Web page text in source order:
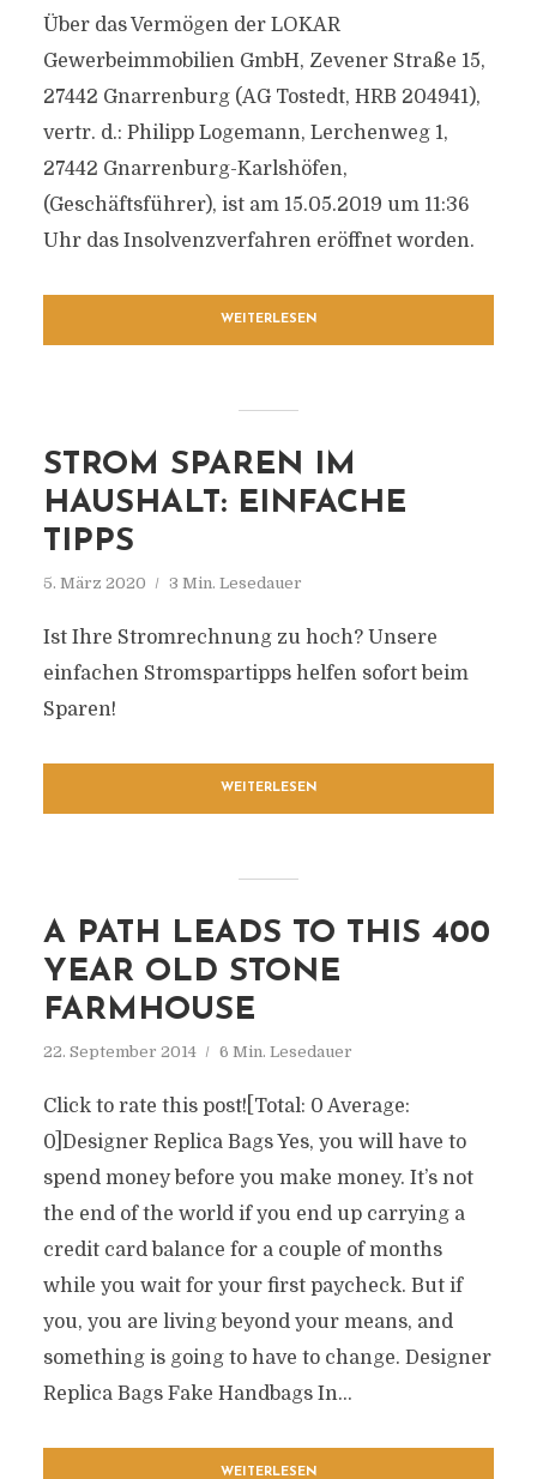
Über das Vermögen der LOKAR
Gewerbeimmobilien GmbH, Zevener Straße 15,
27442 Gnarrenburg (AG Tostedt, HRB 204941),
vertr. d.: Philipp Logemann, Lerchenweg 1,
27442 Gnarrenburg-Karlshöfen,
(Geschäftsführer), ist am 15.05.2019 um 11:36
Uhr das Insolvenzverfahren eröffnet worden.
WEITERLESEN
STROM SPAREN IM
HAUSHALT: EINFACHE
TIPPS
5. März 2020 3 Min. Lesedauer
Ist Ihre Stromrechnung zu hoch? Unsere
einfachen Stromspartipps helfen sofort beim
Sparen!
WEITERLESEN
A PATH LEADS TO THIS 400
YEAR OLD STONE
FARMHOUSE
22. September 2014 6 Min. Lesedauer
Click to rate this post![Total: 0 Average:
0]Designer Replica Bags Yes, you will have to
spend money before you make money. It’s not
the end of the world if you end up carrying a
credit card balance for a couple of months
while you wait for your first paycheck. But if
you, you are living beyond your means, and
something is going to have to change. Designer
Replica Bags Fake Handbags In...
WEITERLESEN